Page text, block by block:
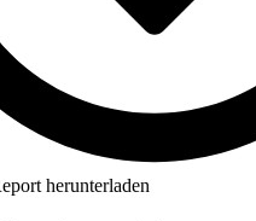
herunterladen